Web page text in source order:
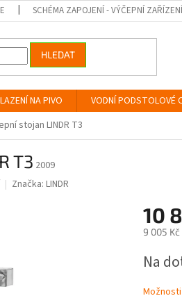
SCHÉMA ZAPOJENÍ - VÝČEPNÍ ZAŘÍZENÍ
HLEDAT
NA PIVO VODNÍ PODSTOLOVÉ
stojan LINDR T3
T3 2009
Značka: LINDR
10
9 005 Kč
cena:
Na